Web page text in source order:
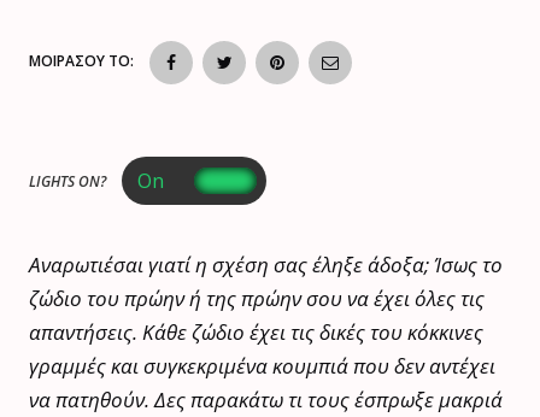
ΜΟΙΡΑΣΟΥ ΤΟ:
LIGHTS ON?
Αναρωτιέσαι γιατί η σχέση σας έληξε άδοξα; Ίσως το
ζώδιο του πρώην ή της πρώην σου να έχει όλες τις
απαντήσεις. Κάθε ζώδιο έχει τις δικές του κόκκινες
γραμμές και συγκεκριμένα κουμπιά που δεν αντέχει
να πατηθούν. Δες παρακάτω τι τους έσπρωξε μακριά